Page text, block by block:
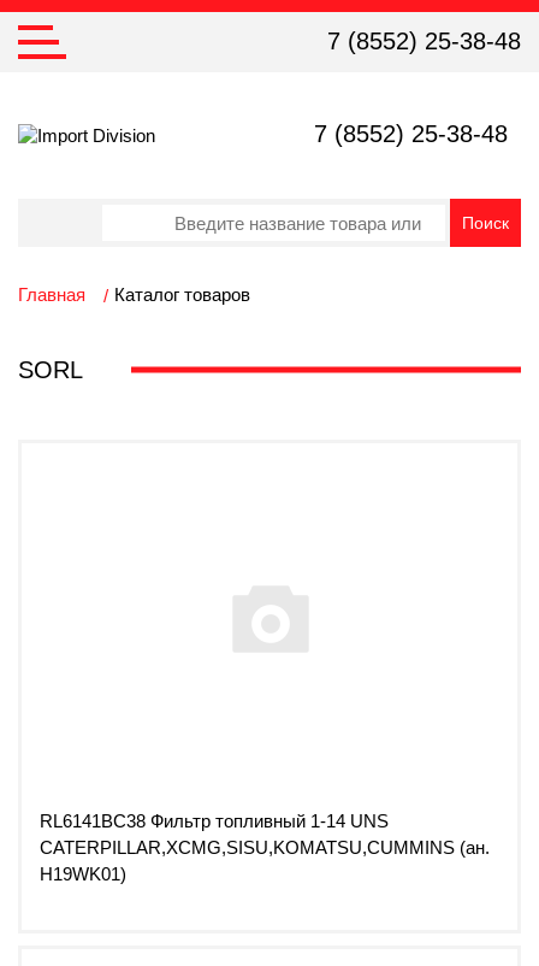
7 (8552) 25-38-48
7 (8552) 25-38-48
Главная Каталог товаров
SORL
RL6141BC38 Фильтр топливный 1-14 UNS
CATERPILLAR,XCMG,SISU,KOMATSU,CUMMINS (ан.
H19WK01)